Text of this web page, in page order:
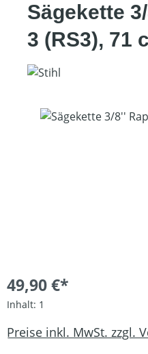
Sägekette
3 (RS3), 71
Bildergalerie überspringen
49,90 €*
Inhalt: 1
Preise inkl. MwSt. zzgl.